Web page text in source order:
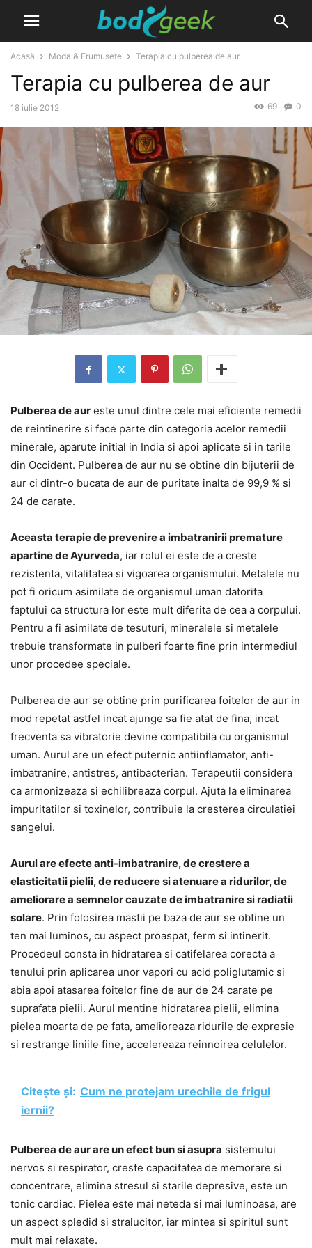
Acasă Moda & Frumusete Terapia cu pulberea de aur
Terapia cu pulberea de aur
18 iulie 2012 0
69
Pulberea de aur este unul dintre cele mai eficiente remedii
de reintinerire si face parte din categoria acelor remedii
minerale, aparute initial in India si apoi aplicate si in tarile
din Occident. Pulberea de aur nu se obtine din bijuterii de
aur ci dintr-o bucata de aur de puritate inalta de 99,9 % si
24 de carate.
Aceasta terapie de prevenire a imbatranirii premature
apartine de Ayurveda, iar rolul ei este de a creste
rezistenta, vitalitatea si vigoarea organismului. Metalele nu
pot fi oricum asimilate de organismul uman datorita
faptului ca structura lor este mult diferita de cea a corpului.
Pentru a fi asimilate de tesuturi, mineralele si metalele
trebuie transformate in pulberi foarte fine prin intermediul
unor procedee speciale.
Pulberea de aur se obtine prin purificarea foitelor de aur in
mod repetat astfel incat ajunge sa fie atat de fina, incat
frecventa sa vibratorie devine compatibila cu organismul
uman. Aurul are un efect puternic antiinflamator, anti-
imbatranire, antistres, antibacterian. Terapeutii considera
ca armonizeaza si echilibreaza corpul. Ajuta la eliminarea
impuritatilor si toxinelor, contribuie la cresterea circulatiei
sangelui.
Aurul are efecte anti-imbatranire, de crestere a
elasticitatii pielii, de reducere si atenuare a ridurilor, de
ameliorare a semnelor cauzate de imbatranire si radiatii
solare. Prin folosirea mastii pe baza de aur se obtine un
ten mai luminos, cu aspect proaspat, ferm si intinerit.
Procedeul consta in hidratarea si catifelarea corecta a
tenului prin aplicarea unor vapori cu acid poliglutamic si
abia apoi atasarea foitelor fine de aur de 24 carate pe
suprafata pielii. Aurul mentine hidratarea pielii, elimina
pielea moarta de pe fata, amelioreaza ridurile de expresie
si restrange liniile fine, accelereaza reinnoirea celulelor.
Citește și: Cum ne protejam urechile de frigul
iernii?
Pulberea de aur are un efect bun si asupra sistemului
nervos si respirator, creste capacitatea de memorare si
concentrare, elimina stresul si starile depresive, este un
tonic cardiac. Pielea este mai neteda si mai luminoasa, are
un aspect spledid si stralucitor, iar mintea si spiritul sunt
mult mai relaxate.